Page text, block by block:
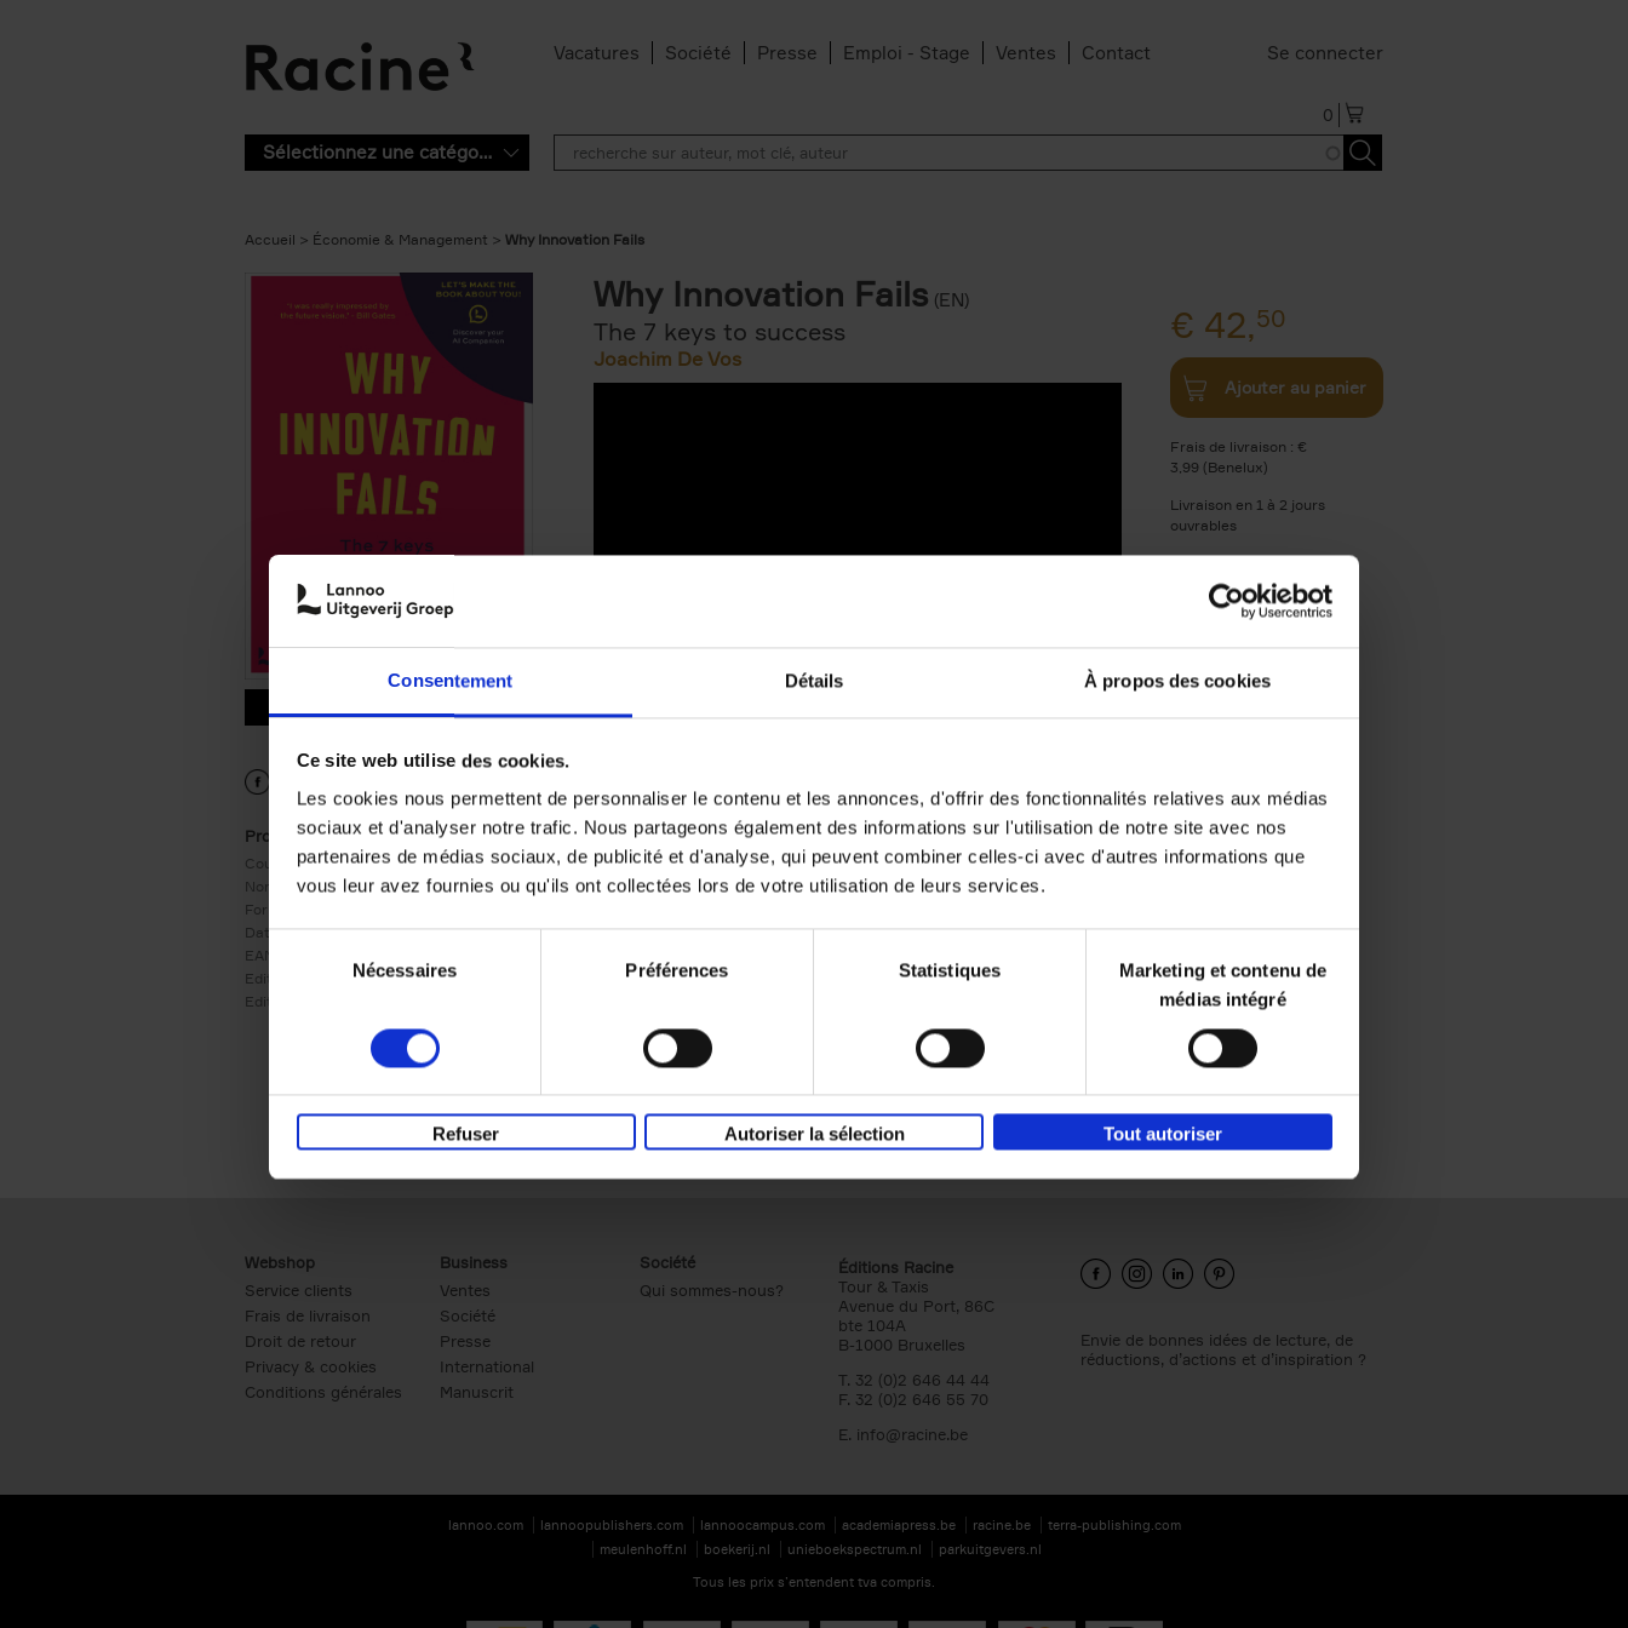
Consentement Détails À propos des cookies
Ce site web utilise des cookies.
Les cookies nous permettent de personnaliser le contenu et les annonces, d'offrir des fonctionnalités relatives aux médias
sociaux et d'analyser notre trafic. Nous partageons également des informations sur l'utilisation de notre site avec nos
partenaires de médias sociaux, de publicité et d'analyse, qui peuvent combiner celles-ci avec d'autres informations que
vous leur avez fournies ou qu'ils ont collectées lors de votre utilisation de leurs services.
Sélection
consentement
Nécessaires Préférences Statistiques
Marketing et contenu de
médias intégré
Refuser Autoriser la sélection Tout autoriser
Vacatures Société Presse Emploi - Stage Ventes Contact Se connecter
0
Sélectionnez une catégorie
Accueil Économie & Management Why Innovation Fails
9789401478465.PDF
Product details
Couverture: Couverture cartonnée
Nombre de pages: 316
Format:
Date de parution: 31/05/2022
EAN:
Editeur:
LannooCampus
Edition:
Why Innovation Fails (EN)
The 7 keys to success
Joachim De Vos
Introduction by Mr. Herman van Rompuy - President em. European Council
(EN)
Joachim De Vos
€ 42,50
Ajouter au panier
Frais de livraison : €
3,99 (Benelux)
Livraison en 1 à 2 jours
ouvrables
Disponible
E-book
Webshop
Service clients
Frais de livraison
Droit de retour
Privacy & cookies
Conditions générales
Business
Ventes
Société
Presse
International
Manuscrit
Société
Qui sommes-nous?
Éditions Racine
Tour & Taxis
Avenue du Port, 86C
bte 104A
B-1000 Bruxelles
T. 32 (0)2 646 44 44
F. 32 (0)2 646 55 70
E. info@racine.be
Envie de bonnes idées de lecture, de
réductions, d’actions et d’inspiration ?
lannoo.com lannoopublishers.com lannoocampus.com academiapress.be racine.be
terra-publishing.com
meulenhoff.nl
boekerij.nl unieboekspectrum.nl
parkuitgevers.nl
Tous les prix s’entendent tva compris.